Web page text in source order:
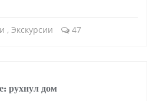
, Экскурсии 47
рухнул дом